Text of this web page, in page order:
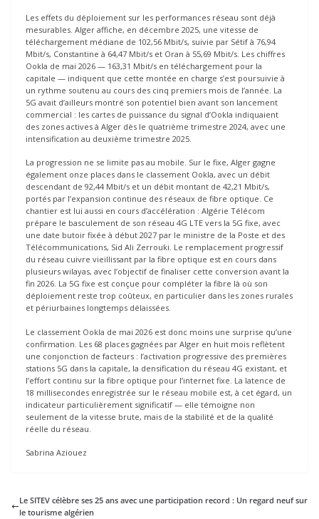
Les effets du déploiement sur les performances réseau sont déjà
mesurables. Alger affiche, en décembre 2025, une vitesse de
téléchargement médiane de 102,56 Mbit/s, suivie par Sétif à 76,94
Mbit/s, Constantine à 64,47 Mbit/s et Oran à 55,69 Mbit/s. Les chiffres
Ookla de mai 2026 — 163,31 Mbit/s en téléchargement pour la
capitale — indiquent que cette montée en charge s’est poursuivie à
un rythme soutenu au cours des cinq premiers mois de l’année. La
5G avait d’ailleurs montré son potentiel bien avant son lancement
commercial : les cartes de puissance du signal d’Ookla indiquaient
des zones actives à Alger dès le quatrième trimestre 2024, avec une
intensification au deuxième trimestre 2025.
La progression ne se limite pas au mobile. Sur le fixe, Alger gagne
également onze places dans le classement Ookla, avec un débit
descendant de 92,44 Mbit/s et un débit montant de 42,21 Mbit/s,
portés par l’expansion continue des réseaux de fibre optique. Ce
chantier est lui aussi en cours d’accélération : Algérie Télécom
prépare le basculement de son réseau 4G LTE vers la 5G fixe, avec
une date butoir fixée à début 2027 par le ministre de la Poste et des
Télécommunications, Sid Ali Zerrouki. Le remplacement progressif
du réseau cuivre vieillissant par la fibre optique est en cours dans
plusieurs wilayas, avec l’objectif de finaliser cette conversion avant la
fin 2026. La 5G fixe est conçue pour compléter la fibre là où son
déploiement reste trop coûteux, en particulier dans les zones rurales
et périurbaines longtemps délaissées.
Le classement Ookla de mai 2026 est donc moins une surprise qu’une
confirmation. Les 68 places gagnées par Alger en huit mois reflètent
une conjonction de facteurs : l’activation progressive des premières
stations 5G dans la capitale, la densification du réseau 4G existant, et
l’effort continu sur la fibre optique pour l’internet fixe. La latence de
18 millisecondes enregistrée sur le réseau mobile est, à cet égard, un
indicateur particulièrement significatif — elle témoigne non
seulement de la vitesse brute, mais de la stabilité et de la qualité
réelle du réseau.
Sabrina Aziouez
Le SITEV célèbre ses 25 ans avec une participation record : Un regard neuf sur
le tourisme algérien